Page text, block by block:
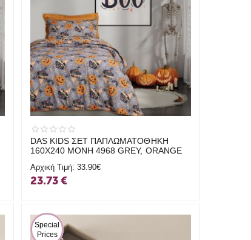
DAS KIDS ΣΕΤ ΠΑΠΛΩΜΑΤΟΘΗΚΗ
160Χ240 ΜΟΝΗ 4968 GREY, ORANGE
Αρχική Τιμή:33.90€
23.73 €
Special
Prices